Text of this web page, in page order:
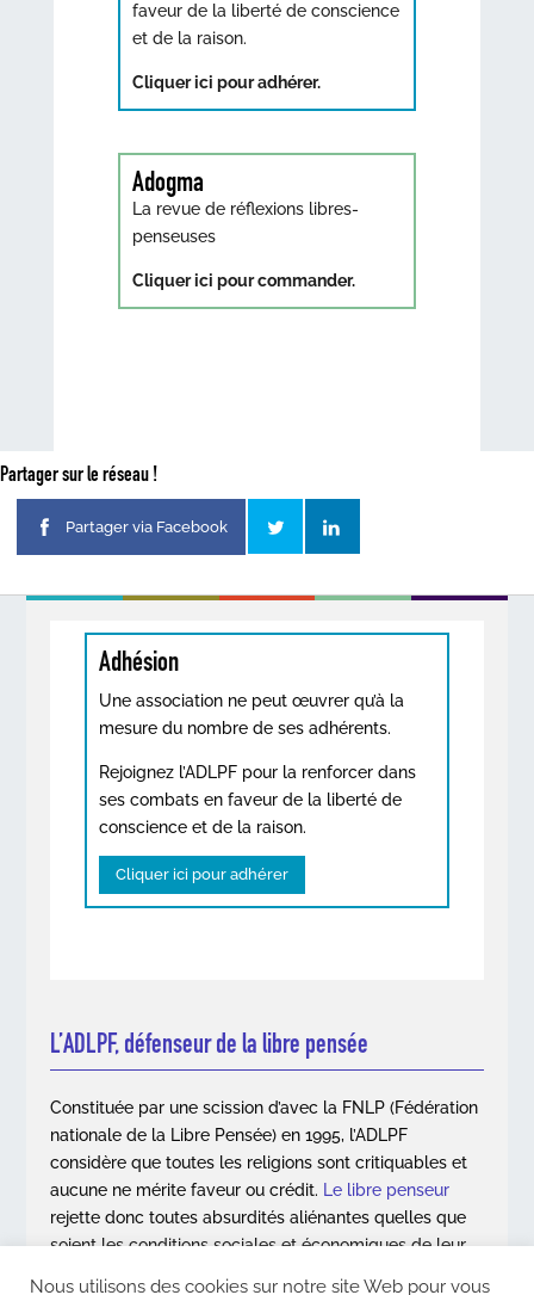
faveur de la liberté de conscience
et de la raison.
Cliquer ici pour adhérer.
Adogma
La revue de réflexions libres-
penseuses
Cliquer ici pour commander.
Partager sur le réseau !
Partager via Facebook
Adhésion
Une association ne peut œuvrer qu’à la
mesure du nombre de ses adhérents.
Rejoignez l’ADLPF pour la renforcer dans
ses combats en faveur de la liberté de
conscience et de la raison.
Cliquer ici pour adhérer
L’ADLPF, défenseur de la libre pensée
Constituée par une scission d’avec la FNLP (Fédération
nationale de la Libre Pensée) en 1995, l’ADLPF
considère que toutes les religions sont critiquables et
aucune ne mérite faveur ou crédit. Le libre penseur
rejette donc toutes absurdités aliénantes quelles que
soient les conditions sociales et économiques de leur
Nous utilisons des cookies sur notre site Web pour vous